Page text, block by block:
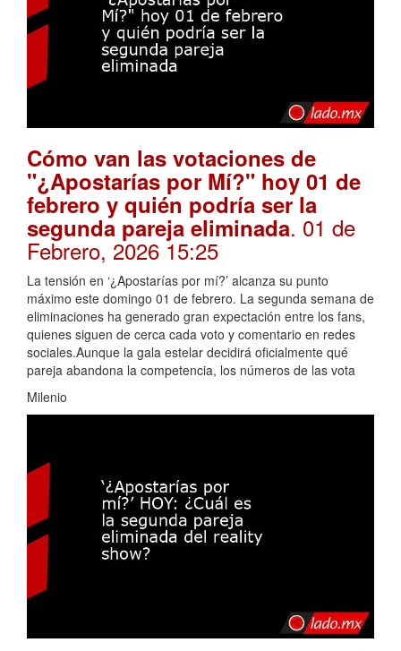
Cómo van las votaciones de
"¿Apostarías por Mí?" hoy 01 de
febrero y quién podría ser la
segunda pareja eliminada. 01 de
Febrero, 2026 15:25
La tensión en ‘¿Apostarías por mí?’ alcanza su punto
máximo este domingo 01 de febrero. La segunda semana de
eliminaciones ha generado gran expectación entre los fans,
quienes siguen de cerca cada voto y comentario en redes
sociales.Aunque la gala estelar decidirá oficialmente qué
pareja abandona la competencia, los números de las vota
Milenio